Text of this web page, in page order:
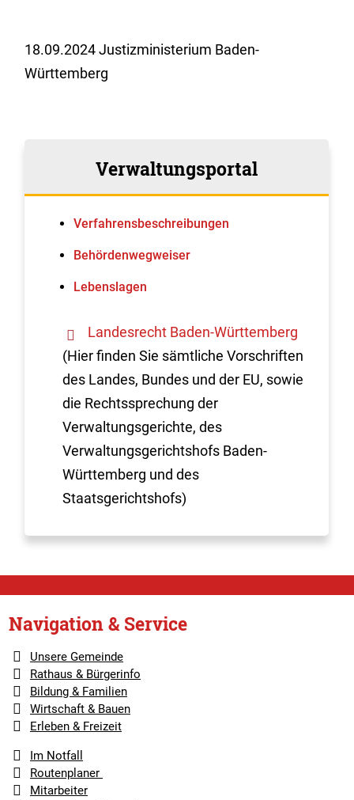
18.09.2024 Justizministerium Baden-
Württemberg
Verwaltungsportal
Verfahrens­beschreibungen
Behördenwegweiser
Lebenslagen
Landesrecht Baden-Württemberg
(Hier finden Sie sämtliche Vorschriften
des Landes, Bundes und der EU, sowie
die Rechtssprechung der
Verwaltungsgerichte, des
Verwaltungsgerichtshofs Baden-
Württemberg und des
Staatsgerichtshofs)
Navigation & Service
Unsere Gemeinde
Rathaus & Bürgerinfo
Bildung & Familien
Wirtschaft & Bauen
Erleben & Freizeit
Im Notfall
Routenplaner
Mitarbeiter